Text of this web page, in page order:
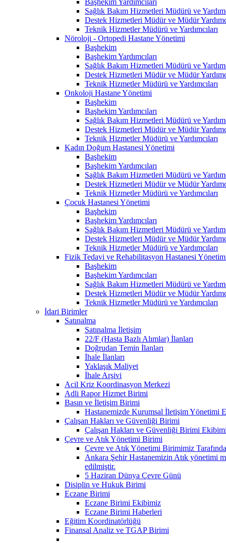
Sağlık Bakım Hizmetleri Müdürü ve
Destek Hizmetleri Müdür ve Müdür
Teknik Hizmetler Müdürü ve Yardımcıları
Nöroloji - Ortopedi Hastane Yönetimi
Başhekim
Başhekim Yardımcıları
Sağlık Bakım Hizmetleri Müdürü ve
Destek Hizmetleri Müdür ve Müdür
Teknik Hizmetler Müdürü ve Yardımcıları
Onkoloji Hastane Yönetimi
Başhekim
Başhekim Yardımcıları
Sağlık Bakım Hizmetleri Müdürü ve
Destek Hizmetleri Müdür ve Müdür
Teknik Hizmetler Müdürü ve Yardımcıları
Kadın Doğum Hastanesi Yönetimi
Başhekim
Başhekim Yardımcıları
Sağlık Bakım Hizmetleri Müdürü ve
Destek Hizmetleri Müdür ve Müdür
Teknik Hizmetler Müdürü ve Yardımcıları
Çocuk Hastanesi Yönetimi
Başhekim
Başhekim Yardımcıları
Sağlık Bakım Hizmetleri Müdürü ve
Destek Hizmetleri Müdür ve Müdür
Teknik Hizmetler Müdürü ve Yardımcıları
Fizik Tedavi ve Rehabilitasyon Hastanesi
Başhekim
Başhekim Yardımcıları
Sağlık Bakım Hizmetleri Müdürü ve
Destek Hizmetleri Müdür ve Müdür
Teknik Hizmetler Müdürü ve Yardımcıları
İdari Birimler
Satınalma
Satınalma İletişim
22/F (Hasta Bazlı Alımlar) İlanları
Doğrudan Temin İlanları
İhale İlanları
Yaklaşık Maliyet
İhale Arşivi
Acil Kriz Koordinasyon Merkezi
Adli Rapor Hizmet Birimi
Basın ve İletişim Birimi
Hastanemizde Kurumsal İletişim Yönetimi
Çalışan Hakları ve Güvenliği Birimi
Çalışan Hakları ve Güvenliği Birimi
Çevre ve Atık Yönetimi Birimi
Çevre ve Atık Yönetimi Birimimiz
Ankara Şehir Hastanemizin Atık yönetimi
edilmiştir.
5 Haziran Dünya Çevre Günü
Disiplin ve Hukuk Birimi
Eczane Birimi
Eczane Birimi Ekibimiz
Eczane Birimi Haberleri
Eğitim Koordinatörlüğü
Finansal Analiz ve TGAP Birimi